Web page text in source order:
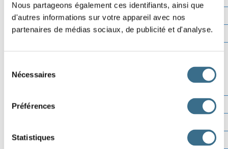
Nous partageons également ces identifiants, ainsi que
d'autres informations sur votre appareil avec nos
partenaires de médias sociaux, de publicité et d'analyse.
Nécessaires
Préférences
Statistiques